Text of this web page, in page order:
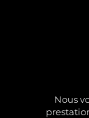
Nous